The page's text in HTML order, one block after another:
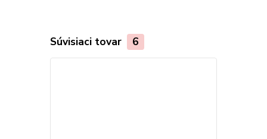
Súvisiaci tovar 6